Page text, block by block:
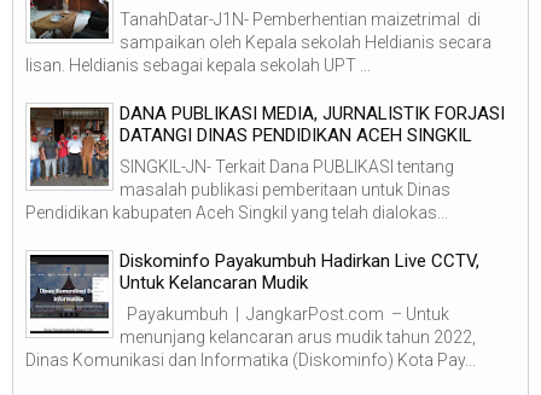
TanahDatar-J1N- Pemberhentian maizetrimal di
sampaikan oleh Kepala sekolah Heldianis secara
lisan. Heldianis sebagai kepala sekolah UPT ...
DANA PUBLIKASI MEDIA, JURNALISTIK FORJASI
DATANGI DINAS PENDIDIKAN ACEH SINGKIL
SINGKIL-JN- Terkait Dana PUBLIKASI tentang
masalah publikasi pemberitaan untuk Dinas
Pendidikan kabupaten Aceh Singkil yang telah dialokas...
Diskominfo Payakumbuh Hadirkan Live CCTV,
Untuk Kelancaran Mudik
Payakumbuh | JangkarPost.com – Untuk
menunjang kelancaran arus mudik tahun 2022,
Dinas Komunikasi dan Informatika (Diskominfo) Kota Pay...